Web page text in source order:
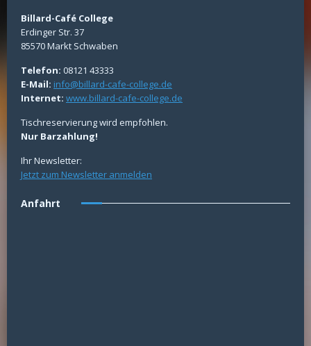
Billard-Café College
Erdinger Str. 37
85570 Markt Schwaben
Telefon: 08121 43333
E-Mail: info@billard-cafe-college.de
Internet: www.billard-cafe-college.de
Tischreservierung wird empfohlen.
Nur Barzahlung!
Ihr Newsletter:
Jetzt zum Newsletter anmelden
Anfahrt